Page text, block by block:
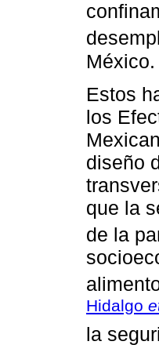
México.
Estos
los
diseño
que la
de la
Hidalgo
la